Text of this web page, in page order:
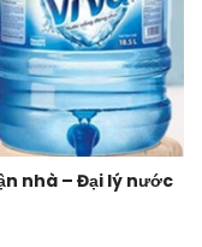
nhà – Đại lý nước